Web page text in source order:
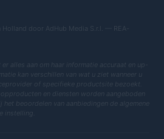
door AdHub Media S.r.l. — REA-
alles aan om haar informatie accuraat en up-
kan verschillen van wat u ziet wanneer u
of specifieke productsite bezoekt.
en diensten worden aangeboden
het beoordelen van aanbiedingen de algemene
instelling.